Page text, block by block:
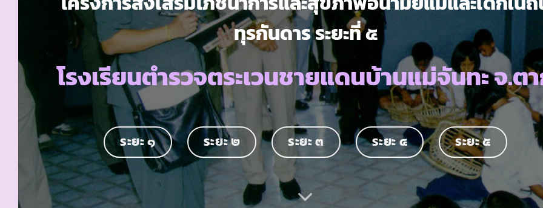
ทุรกันดาร ระยะที่ ๕
โรงเรียนตำรวจตระเวนชายแดนบ้านแม่จันทะ จ.ต
ระยะ ๑ ระยะ ๒ ระยะ ๓ ระยะ ๔ ระยะ ๕